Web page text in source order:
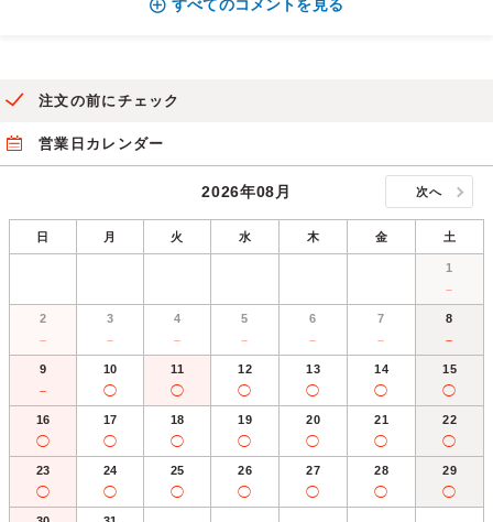
すべてのコメントを見る
注文の前にチェック
営業日カレンダー
2026年08月 次へ
日 月 火 水 木 金 土
1
－
2
－
3
－
4
－
5
－
6
－
7
－
8
－
9
－
10
◯
11
◯
12
◯
13
◯
14
◯
15
◯
16
◯
17
◯
18
◯
19
◯
20
◯
21
◯
22
◯
23
◯
24
◯
25
◯
26
◯
27
◯
28
◯
29
◯